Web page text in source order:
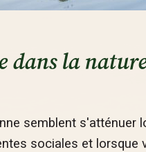
dans la
semblent s'atténuer
sociales et